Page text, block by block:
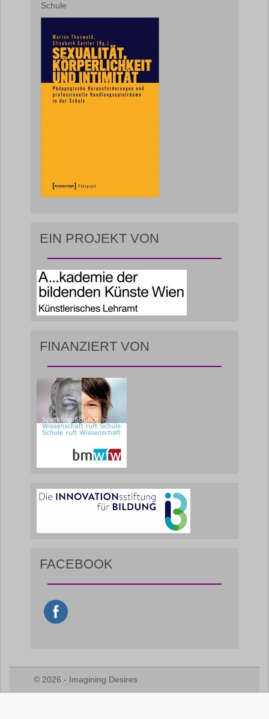
Schule
EIN PROJEKT VON
FINANZIERT VON
FACEBOOK
© 2026 - Imagining Desires